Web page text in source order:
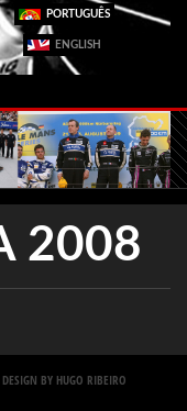
PORTUGUÊS
ENGLISH
2008
DESIGN BY HUGO RIBEIRO